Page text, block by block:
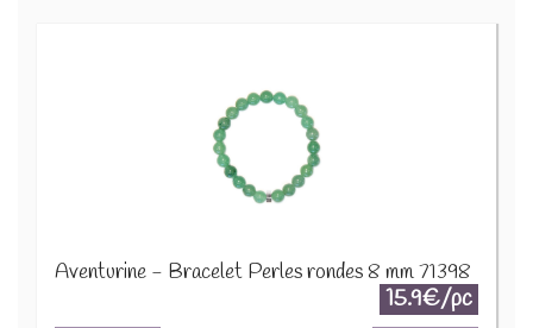
Aventurine - Bracelet Perles rondes 8 mm 71398
15.9€/pc